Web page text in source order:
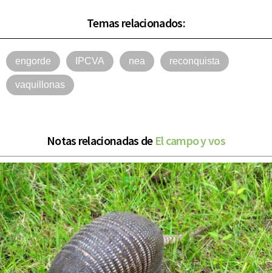
Temas relacionados:
engorde IPCVA nea reconquista
vaquillonas
Notas relacionadas de El campo y vos